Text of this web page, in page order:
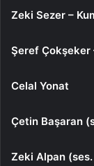
Zeki Sezer –
Şeref Çokşeker
Celal Yonat
Çetin Başaran
Zeki Alpan